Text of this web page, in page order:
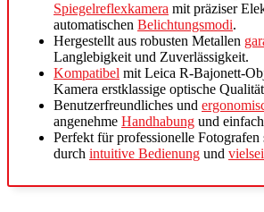
Spiegelreflexkamera mit präziser
automatischen Belichtungsmodi.
Hergestellt aus robusten Metallen
Langlebigkeit und Zuverlässigkeit.
Kompatibel mit Leica R-Bajonett-
Kamera erstklassige optische
Benutzerfreundliches und
angenehme Handhabung und
Perfekt für professionelle
durch intuitive Bedienung und